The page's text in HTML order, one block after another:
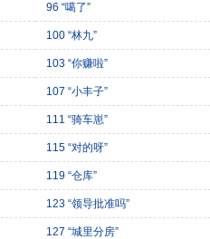
96 “噶了”
100 “林九”
103 “你赚啦”
107 “小丰子”
111 “骑车崽”
115 “对的呀”
119 “仓库”
123 “领导批准吗”
127 “城里分房”